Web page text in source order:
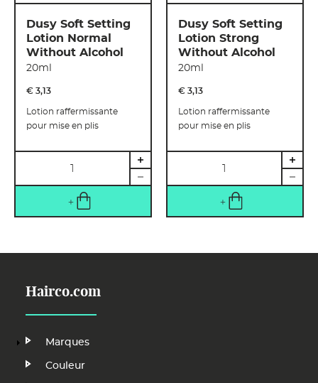
Dusy Soft Setting
Lotion Normal
Without Alcohol
20ml
€ 3,13
Lotion raffermissante
pour mise en plis
Dusy Soft Setting
Lotion Strong
Without Alcohol
20ml
€ 3,13
Lotion raffermissante
pour mise en plis
Hairco.com
Main
Navigation
Marques
Couleur